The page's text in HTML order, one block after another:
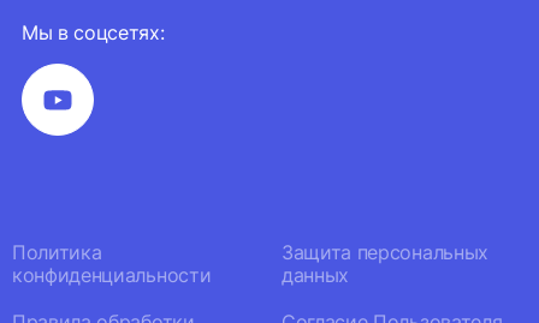
Мы в соцсетях:
Политика
конфиденциальности
Защита персональных
данных